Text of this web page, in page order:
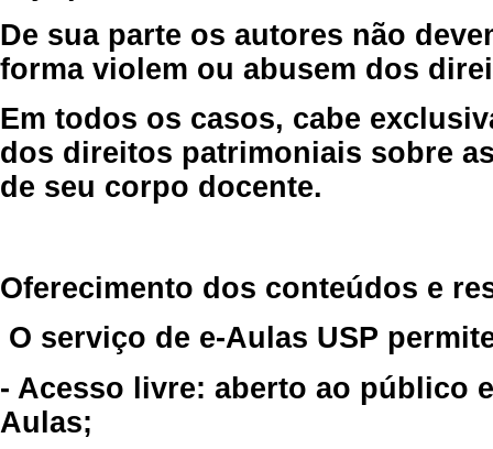
De sua parte os autores não
forma violem ou abusem dos
Em todos os casos, cabe
dos direitos patrimoniais sobre
de seu corpo docente.
Oferecimento dos conteúdos e
O serviço de e-Aulas USP
- Acesso livre: aberto ao público
Aulas;